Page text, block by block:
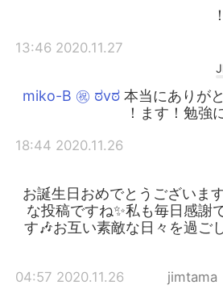
2020.11.27 13:46
本当にありが
ます！勉強
2020.11.26 18:44
お誕生日おめでとうございま
な投稿ですね✨私も毎日感謝
す🎶お互い素敵な日々を過ご
jimtama
2020.11.26 04:57